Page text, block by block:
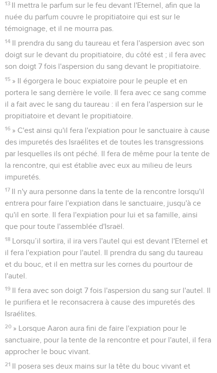
13 Il mettra le parfum sur le feu devant l'Eternel, afin que la
nuée du parfum couvre le propitiatoire qui est sur le
témoignage, et il ne mourra pas.
14 Il prendra du sang du taureau et fera l'aspersion avec son
doigt sur le devant du propitiatoire, du côté est ; il fera avec
son doigt 7 fois l'aspersion du sang devant le propitiatoire.
15 » Il égorgera le bouc expiatoire pour le peuple et en
portera le sang derrière le voile. Il fera avec ce sang comme
il a fait avec le sang du taureau : il en fera l'aspersion sur le
propitiatoire et devant le propitiatoire.
16 » C'est ainsi qu'il fera l'expiation pour le sanctuaire à cause
des impuretés des Israélites et de toutes les transgressions
par lesquelles ils ont péché. Il fera de même pour la tente de
la rencontre, qui est établie avec eux au milieu de leurs
impuretés.
17 Il n'y aura personne dans la tente de la rencontre lorsqu'il
entrera pour faire l'expiation dans le sanctuaire, jusqu'à ce
qu'il en sorte. Il fera l'expiation pour lui et sa famille, ainsi
que pour toute l'assemblée d'Israël.
18 Lorsqu’il sortira, il ira vers l'autel qui est devant l'Eternel et
il fera l'expiation pour l'autel. Il prendra du sang du taureau
et du bouc, et il en mettra sur les cornes du pourtour de
l'autel.
19 Il fera avec son doigt 7 fois l'aspersion du sang sur l'autel. Il
le purifiera et le reconsacrera à cause des impuretés des
Israélites.
20 » Lorsque Aaron aura fini de faire l'expiation pour le
sanctuaire, pour la tente de la rencontre et pour l'autel, il fera
approcher le bouc vivant.
21 Il posera ses deux mains sur la tête du bouc vivant et